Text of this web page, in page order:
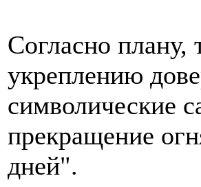
Согласно
укреплению
символические
прекращение
дней".